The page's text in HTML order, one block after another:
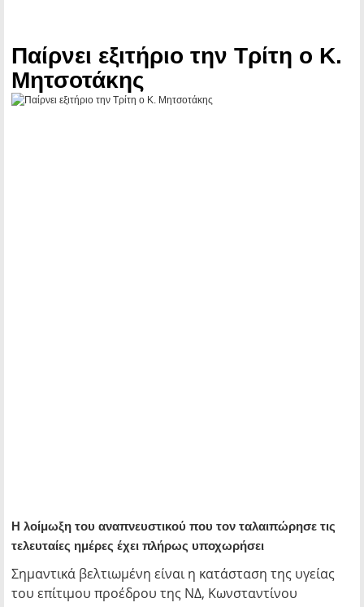
Παίρνει εξιτήριο την Τρίτη ο Κ.
Μητσοτάκης
H λοίμωξη του αναπνευστικού που τον ταλαιπώρησε τις
τελευταίες ημέρες έχει πλήρως υποχωρήσει
Σημαντικά βελτιωμένη είναι η κατάσταση της υγείας
του επίτιμου προέδρου της ΝΔ, Κωνσταντίνου